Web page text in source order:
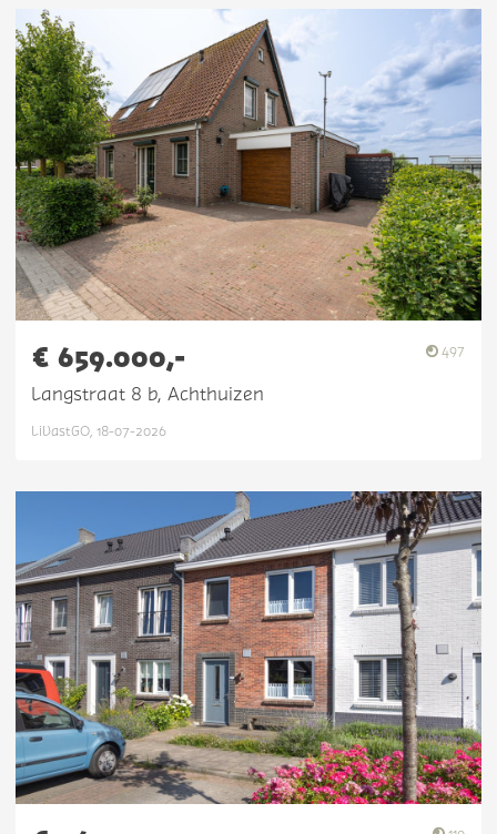
€ 659.000,- 497
Langstraat 8 b, Achthuizen
LiVastGO, 18-07-2026